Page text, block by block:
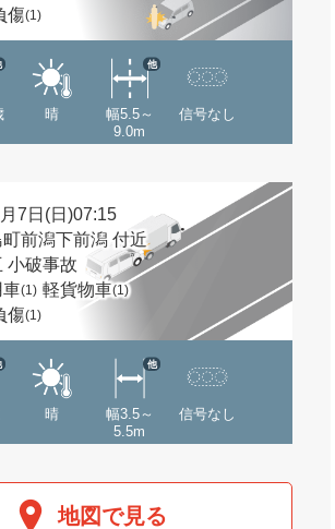
傷(1)
晴
幅5.5～
9.0m
他
信号なし
7日(日)07:15
前潟下前潟 付近
小破事故
(1) 軽貨物車(1)
傷(1)
晴
幅3.5～
5.5m
他
信号なし
地図で見る